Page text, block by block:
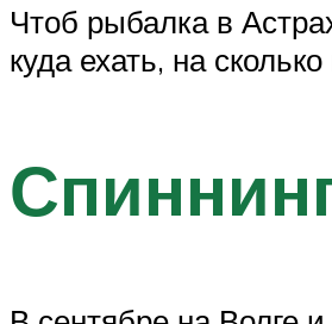
Чтоб рыбалка в
куда ехать, на